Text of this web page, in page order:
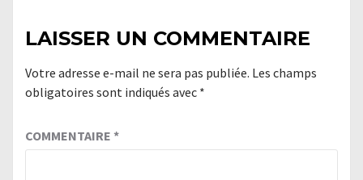
LAISSER UN COMMENTAIRE
Votre adresse e-mail ne sera pas publiée. Les champs
obligatoires sont indiqués avec *
COMMENTAIRE *